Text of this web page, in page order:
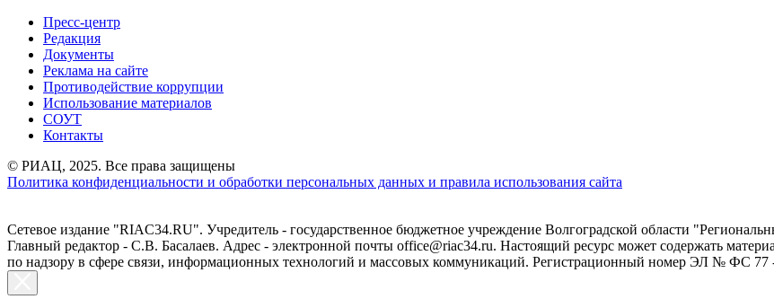
Пресс-центр
Редакция
Документы
Реклама на сайте
Противодействие коррупции
Использование материалов
СОУТ
Контакты
© РИАЦ, 2025. Все права защищены
Политика конфиденциальности и обработки персональных данных и правила использования сайта
Сетевое издание "RIAC34.RU". Учредитель - государственное бюджетное учреждение Волгоградской области
Главный редактор - С.В. Басалаев. Адрес - электронной почты office@riac34.ru. Настоящий ресурс может содержать
по надзору в сфере связи, информационных технологий и массовых коммуникаций. Регистрационный номер ЭЛ № ФС 77